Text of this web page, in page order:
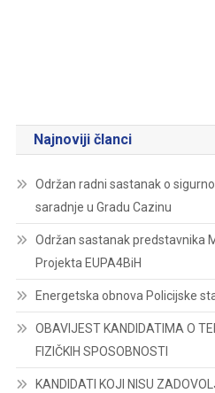
Najnoviji članci
Održan radni sastanak o
saradnje u Gradu Cazinu
Održan sastanak predstavnika
Projekta EUPA4BiH
Energetska obnova Policijske
OBAVIJEST KANDIDATIMA O
FIZIČKIH SPOSOBNOSTI
KANDIDATI KOJI NISU